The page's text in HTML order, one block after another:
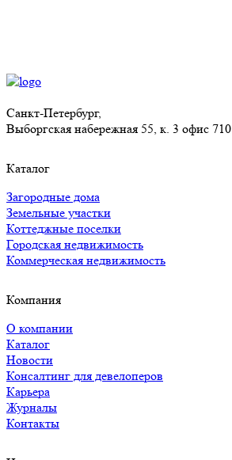
Санкт-Петербург,
Выборгская набережная 55, к. 3 офис 710
Каталог
Загородные дома
Земельные участки
Коттеджные поселки
Городская недвижимость
Коммерческая недвижимость
Компания
О компании
Каталог
Новости
Консалтинг для девелоперов
Карьера
Журналы
Контакты